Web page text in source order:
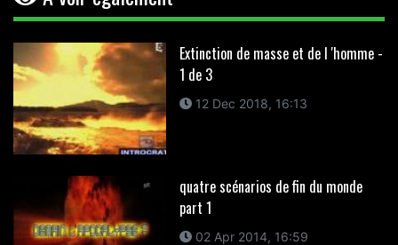
Extinction de masse et de l 'homme -
1 de 3
12 Dec 2018, 16:13
quatre scénarios de fin du monde
part 1
02 Apr 2014, 16:59